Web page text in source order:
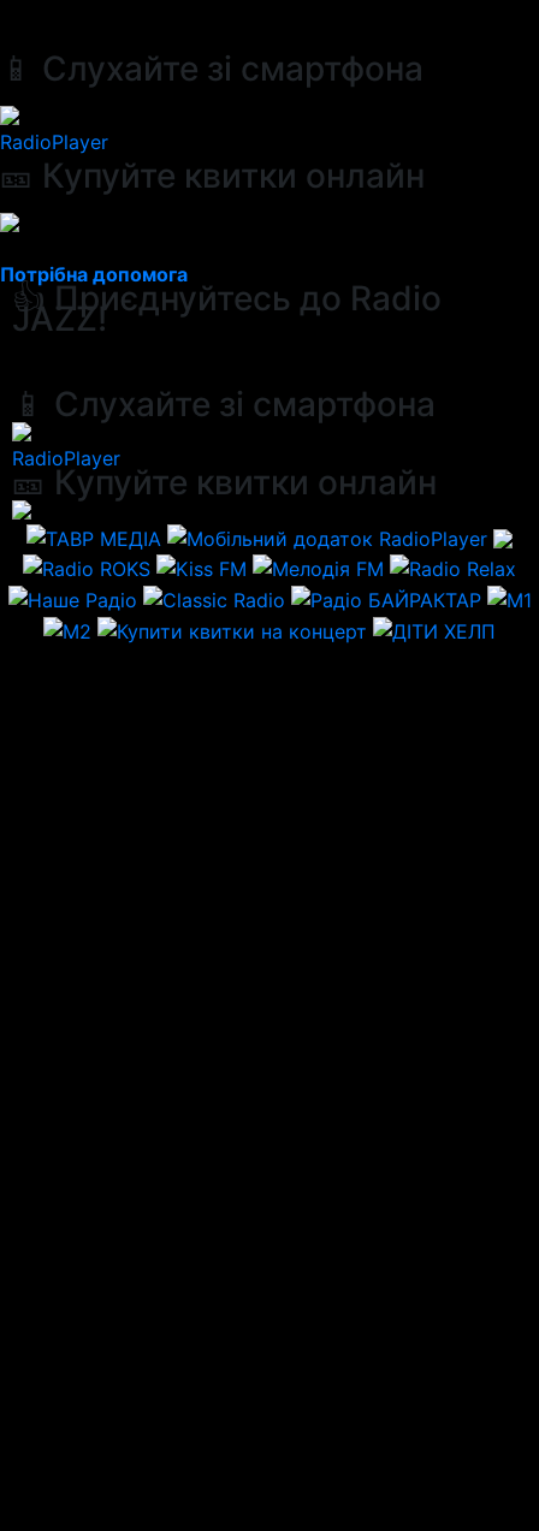
📱 Слухайте зі смартфона
RadioPlayer
🎫 Купуйте квитки онлайн
Потрібна допомога
👍 Приєднуйтесь до Radio
JAZZ!
📱 Слухайте зі смартфона
RadioPlayer
🎫 Купуйте квитки онлайн